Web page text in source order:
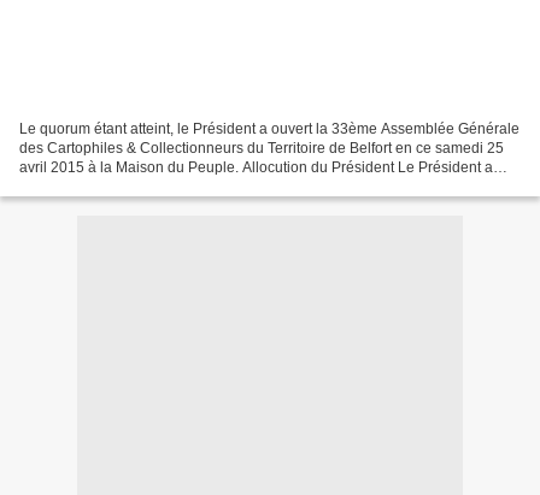
Le quorum étant atteint, le Président a ouvert la 33ème Assemblée Générale
des Cartophiles & Collectionneurs du Territoire de Belfort en ce samedi 25
avril 2015 à la Maison du Peuple. Allocution du Président Le Président a